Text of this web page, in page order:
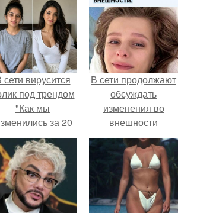
сети вирусится
под трендом
"Как мы
за 20
лет".
В сети продолжают
обсуждать
изменения во
внешности
актрисы.